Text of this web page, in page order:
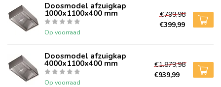
Doosmodel afzuigkap
1000x1100x400 mm
Op voorraad
€799,98
€399,99
Doosmodel afzuigkap
4000x1100x400 mm
Op voorraad
€1.879,98
€939,99